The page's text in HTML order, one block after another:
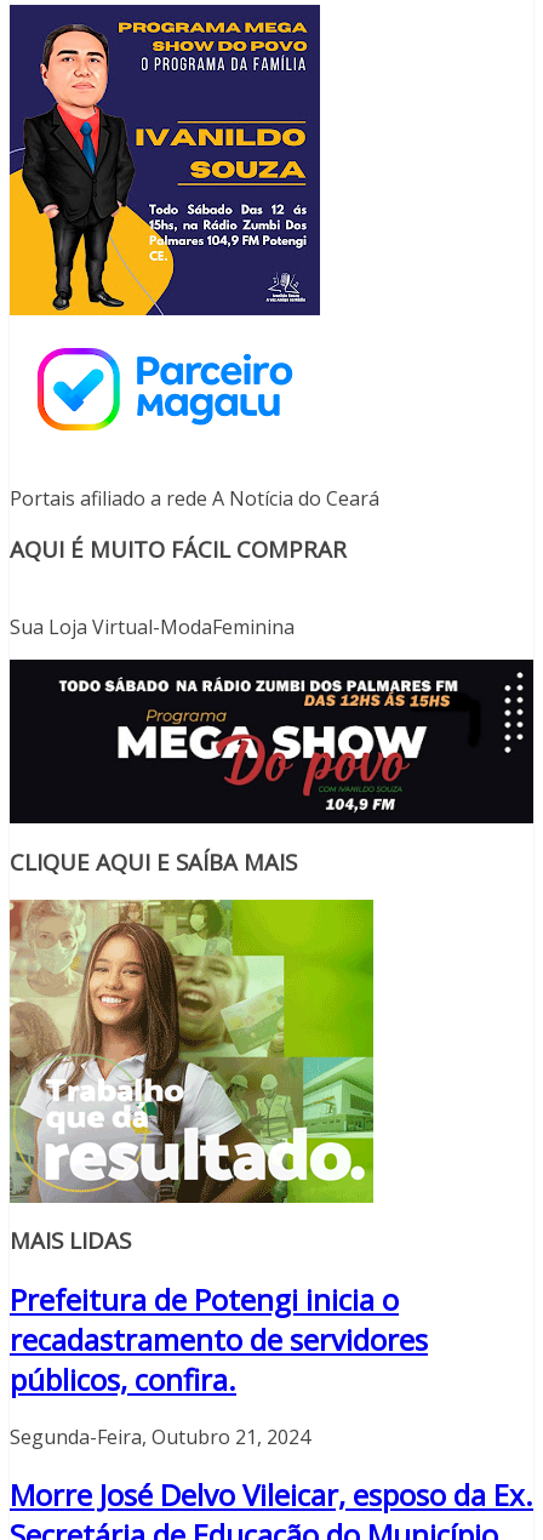
Portais afiliado a rede A Notícia do Ceará
AQUI É MUITO FÁCIL COMPRAR
Sua Loja Virtual-ModaFeminina
CLIQUE AQUI E SAÍBA MAIS
MAIS LIDAS
Prefeitura de Potengi inicia o
recadastramento de servidores
públicos, confira.
Segunda-Feira, Outubro 21, 2024
Morre José Delvo Vileicar, esposo da Ex.